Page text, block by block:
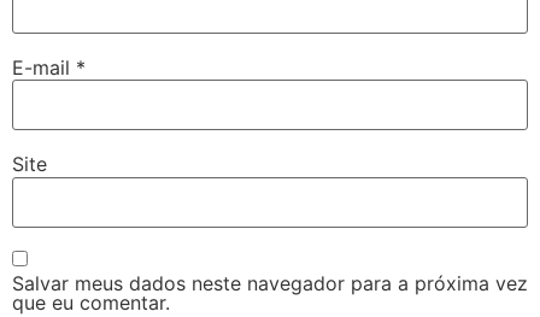
E-mail *
Site
Salvar meus dados neste navegador para a próxima vez
que eu comentar.